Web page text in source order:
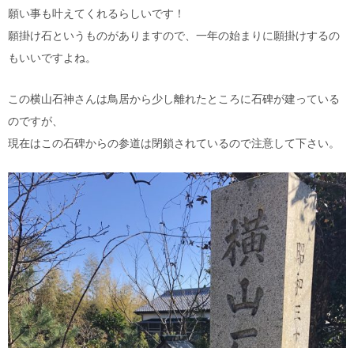
願い事も叶えてくれるらしいです！
願掛け石というものがありますので、一年の始まりに願掛けするの
もいいですよね。
この横山石神さんは鳥居から少し離れたところに石碑が建っている
のですが、
現在はこの石碑からの参道は閉鎖されているので注意して下さい。